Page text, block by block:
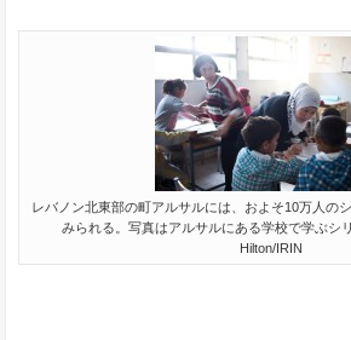
レバノン北東部の町アルサルには、およそ10万人の
みられる。写真はアルサルにある学校で学ぶシ
Hilton/IRIN